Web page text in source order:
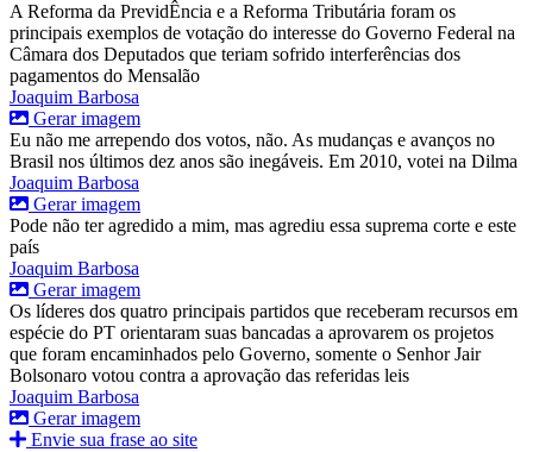
A Reforma da PrevidÊncia e a Reforma Tributária foram os
principais exemplos de votação do interesse do Governo Federal na
Câmara dos Deputados que teriam sofrido interferências dos
pagamentos do Mensalão
Joaquim Barbosa
Gerar imagem
Eu não me arrependo dos votos, não. As mudanças e avanços no
Brasil nos últimos dez anos são inegáveis. Em 2010, votei na Dilma
Joaquim Barbosa
Gerar imagem
Pode não ter agredido a mim, mas agrediu essa suprema corte e este
país
Joaquim Barbosa
Gerar imagem
Os líderes dos quatro principais partidos que receberam recursos em
espécie do PT orientaram suas bancadas a aprovarem os projetos
que foram encaminhados pelo Governo, somente o Senhor Jair
Bolsonaro votou contra a aprovação das referidas leis
Joaquim Barbosa
Gerar imagem
Envie sua frase ao site